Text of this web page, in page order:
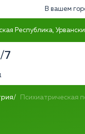
В вашем
Республика,
7
Психиатрическая